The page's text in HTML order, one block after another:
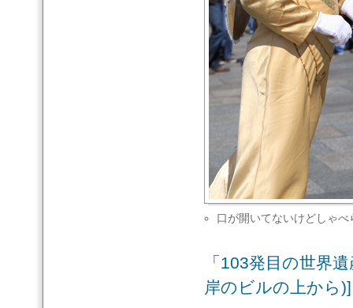
口が開いてないけどしゃ
「 103発目の世界
岸のビルの上から)]